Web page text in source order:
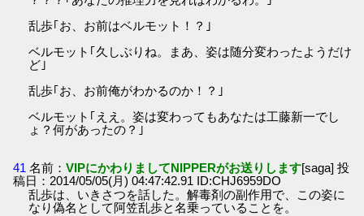
乱歩｢お、お前はベルモット！？｣
ベルモット｢久しぶりね。まあ、姿は随分変わったようだけ
ど｣
乱歩｢お、お前俺がわかるのか！？｣
ベルモット｢ええ。姿は変わってもあなたは工藤新一でし
ょ？何があったの？｣
41 名前：VIPにかわりましてNIPPERがお送りします[saga] 投
稿日：2014/05/05(月) 04:47:42.91 ID:CHJ6959DO
乱歩は、いきさつを話した。解毒剤の副作用で、この姿に
なり偽名として阿笠乱歩と名乗っていることを。